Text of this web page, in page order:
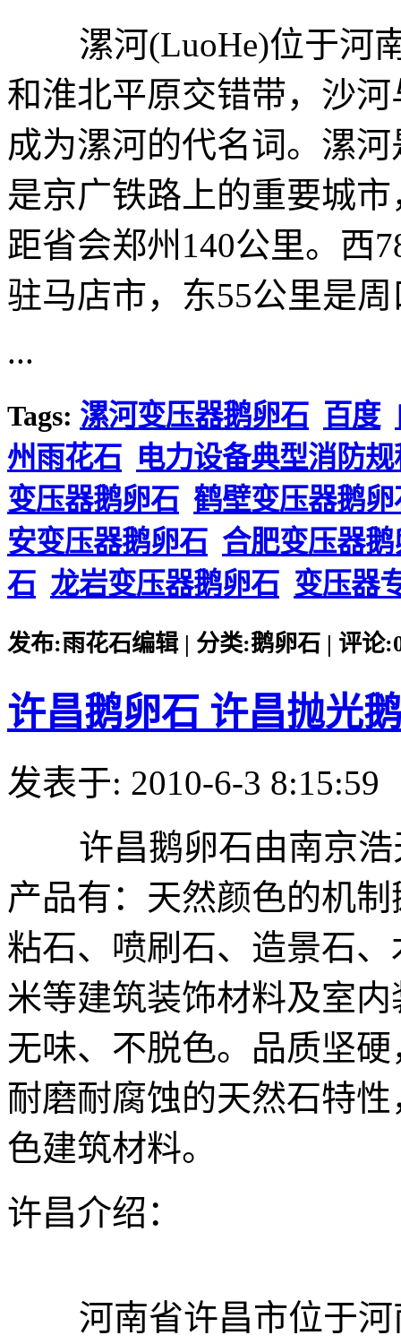
漯河(LuoHe)位于河
和淮北平原交错带，沙
成为漯河的代名词。漯
是京广铁路上的重要城
距省会郑州140公里。西
驻马店市，东55公里是
...
Tags: 漯河变压器鹅卵石 百度
州雨花石 电力设备典型消防规
变压器鹅卵石 鹤壁变压器鹅卵
安变压器鹅卵石 合肥变压器
石 龙岩变压器鹅卵石 变压器
发布:雨花石编辑 | 分类:鹅卵石 | 评论
许昌鹅卵石 许昌抛光
发表于: 2010-6-3 8:15:59
许昌鹅卵石由南京浩
产品有：天然颜色的机
粘石、喷刷石、造景石
米等建筑装饰材料及室
无味、不脱色。品质坚
耐磨耐腐蚀的天然石特
色建筑材料。
许昌介绍：
河南省许昌市位于河